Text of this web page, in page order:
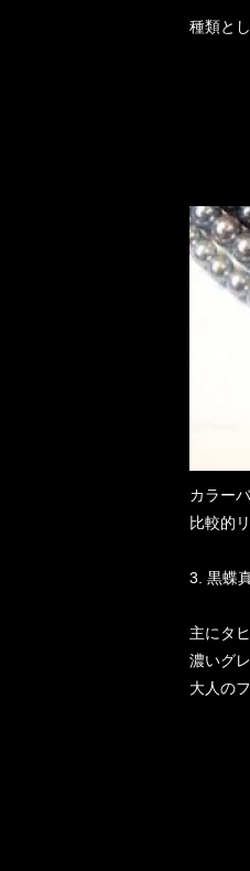
種類と
カラー
比較的
3. 黒蝶
主にタ
濃いグ
大人の